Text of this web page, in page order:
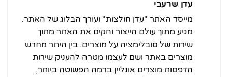
עדן שרעבי
מייסד האתר "עדן חולצות" ועורך הבלוג של האתר.
מגיע מתוך עולם הייצור והקים את האתר מתוך
שירות של סובלימציה על מוצרים. בין היתר מחדש
מוצרים באתר ושם לעצמו מטרה להעניק שירות
הדפסות מוצרים אונליין ברמה הפשוטה ביותר,